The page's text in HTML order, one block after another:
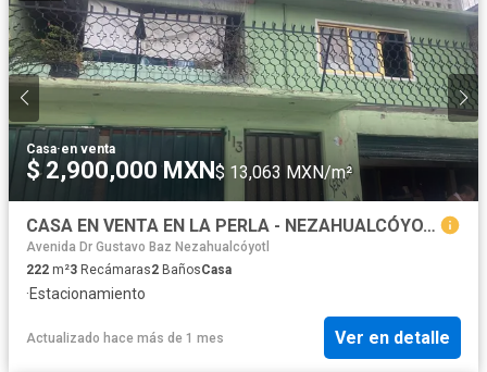
Casa·en venta
$ 2,900,000 MXN $ 13,063 MXN/m²
CASA EN VENTA EN LA PERLA - NEZAHUALCÓYOTL
Avenida Dr Gustavo Baz Nezahualcóyotl
222 m²3 Recámaras2 BañosCasa
·Estacionamiento
Actualizado hace más de 1 mes Ver en detalle